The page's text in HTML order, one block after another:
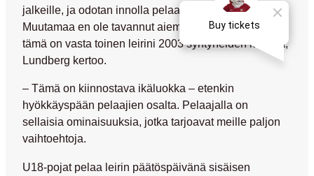
jalkeille, ja odotan innolla pelaajien näkemistä.
Muutamaa en ole tavannut aiemmin ollenkaan, kun
tämä on vasta toinen leirini 2003 syntyneiden kanssa,
Lundberg kertoo.
– Tämä on kiinnostava ikäluokka – etenkin
hyökkäyspään pelaajien osalta. Pelaajalla on
sellaisia ominaisuuksia, jotka tarjoavat meille paljon
vaihtoehtoja.
U18-pojat pelaa leirin päätöspäivänä sisäisen